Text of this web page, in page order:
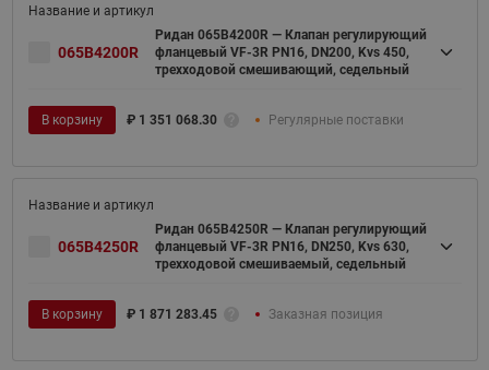
065B4200R
Ридан 065B4200R — Клапан регулирующий
фланцевый VF-3R PN16, DN200, Kvs 450,
трехходовой смешивающий, седельный
В корзину ₽ 1 351 068.30 Регулярные поставки
065B4250R
Ридан 065B4250R — Клапан регулирующий
фланцевый VF-3R PN16, DN250, Kvs 630,
трехходовой смешиваемый, седельный
В корзину ₽ 1 871 283.45 Заказная позиция